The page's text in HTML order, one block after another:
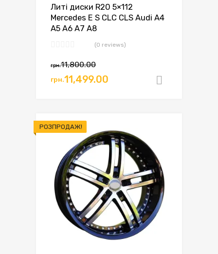
Литі диски R20 5×112
Mercedes E S CLC CLS Audi A4
A5 A6 A7 A8
(0 reviews)
грн.11,800.00
грн.11,499.00
РОЗПРОДАЖ!